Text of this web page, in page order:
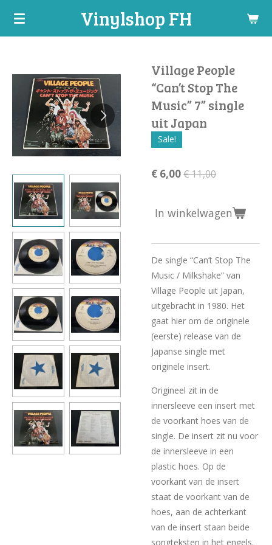
Ga
hoofdinhoud
Vinylshop FH
Village People
“Can’t Stop The
Music” 7” single
uit Japan
Sale!
€ 6,00€ 11,00
In winkelwagen
De single “Can’t Stop The
Music / Milkshake” van
Village People uit Japan,
uitgebracht in 1980. Het
gaat hier om de originele
(eerste) release van de
Japanse single met
originele insert.
Origineel zit in de
innersleeve een insert met
de voorkant hoes van de
single. De insert zit nu voor
de innersleeve in een
plastic hoes. Op de
voorkant van de insert
staat de voorkant van de
hoes, aan de achterkant
van de insert staan beide
songteksten in het engels.